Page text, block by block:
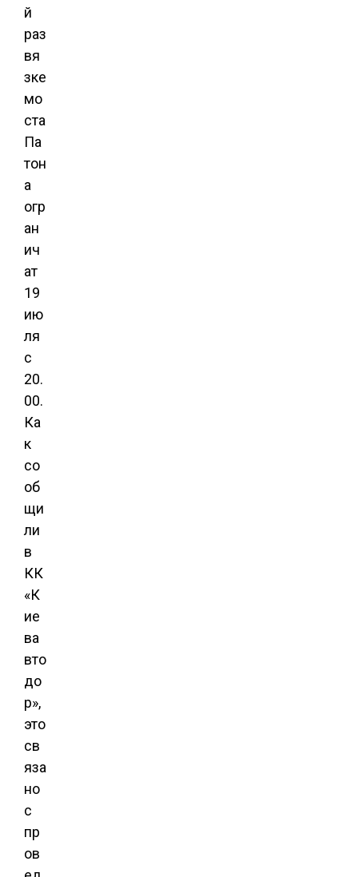
й
раз
вя
зке
мо
ста
Па
тон
а
огр
ан
ич
ат
19
ию
ля
с
20.
00.
Ка
к
со
об
щи
ли
в
КК
«К
ие
ва
вто
до
р»,
это
св
яза
но
с
пр
ов